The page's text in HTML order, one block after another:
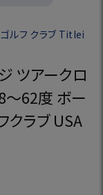
ルフ クラブ Titlei
ツアークロ
～62度 ボー
クラブ USA